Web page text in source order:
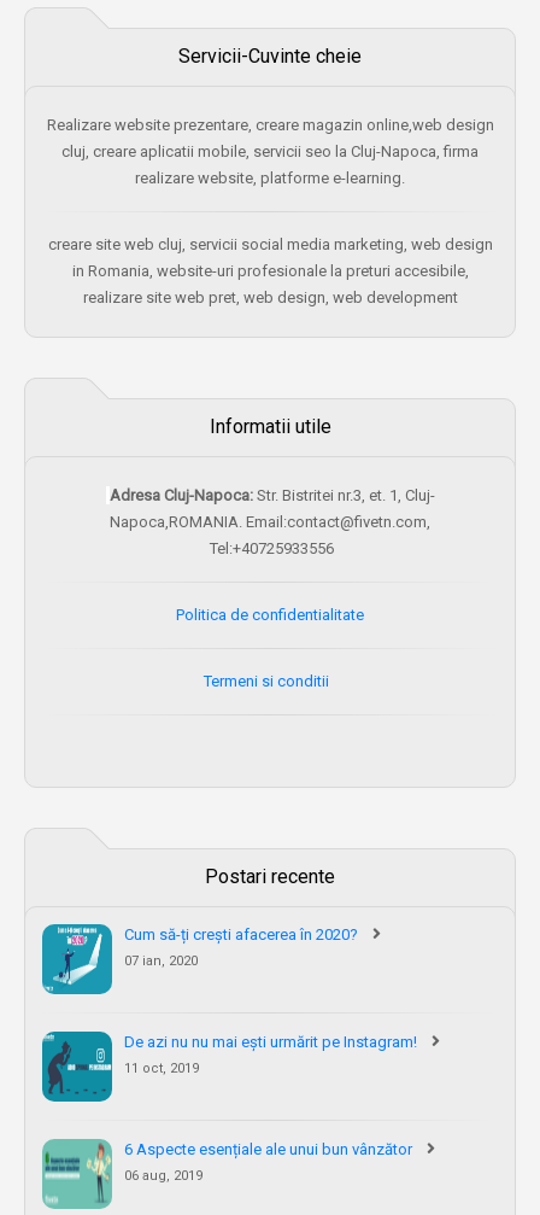
Servicii-Cuvinte cheie
Realizare website prezentare, creare magazin online,web design
cluj, creare aplicatii mobile, servicii seo la Cluj-Napoca, firma
realizare website, platforme e-learning.
creare site web cluj, servicii social media marketing, web design
in Romania, website-uri profesionale la preturi accesibile,
realizare site web pret, web design, web development
Informatii utile
Adresa Cluj-Napoca:Str. Bistritei nr.3, et. 1, Cluj-
Napoca,ROMANIA. Email:contact@fivetn.com,
Tel:+40725933556
Politica de confidentialitate
Termeni si conditii
Postari recente
Cum să-ți crești afacerea în 2020?
07 ian, 2020
De azi nu nu mai ești urmărit pe Instagram!
11 oct, 2019
6 Aspecte esențiale ale unui bun vânzător
06 aug, 2019